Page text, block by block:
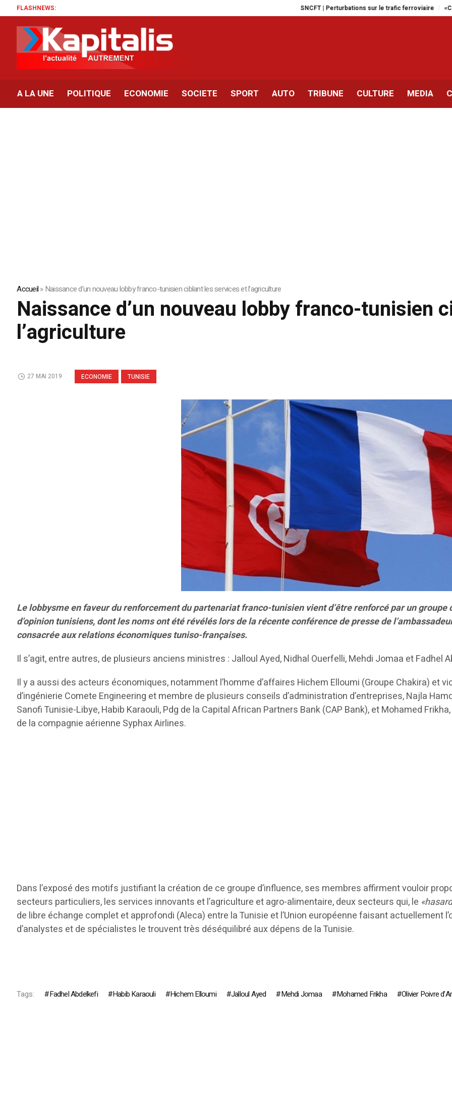
FLASHNEWS: SNCFT | Perturbations sur le trafic ferroviaire «Ciné Vague
A LA UNE POLITIQUE ECONOMIE SOCIETE SPORT AUTO TRIBUNE CULTURE MEDIA
Accueil»Naissance d’un nouveau lobby franco-tunisien ciblant les services et l’agriculture
Naissance d’un nouveau lobby franco-tunisien
l’agriculture
ECONOMIE TUNISIE
27 MAI 2019
Le lobbysme en faveur du renforcement du partenariat franco-tunisien vient d’être renforcé par un groupe
d’opinion tunisiens, dont les noms ont été révélés lors de la récente conférence de presse de
consacrée aux relations économiques tuniso-françaises.
Il s’agit, entre autres, de plusieurs anciens ministres : Jalloul Ayed, Nidhal Ouerfelli, Mehdi Jomaa et Fadhel
Il y a aussi des acteurs économiques, notamment l’homme d’affaires Hichem Elloumi (Groupe Chakira) et
d’ingénierie Comete Engineering et membre de plusieurs conseils d’administration d’entreprises, Najla
Sanofi Tunisie-Libye, Habib Karaouli, Pdg de la Capital African Partners Bank (CAP Bank), et Mohamed
de la compagnie aérienne Syphax Airlines.
Dans l’exposé des motifs justifiant la création de ce groupe d’influence, ses membres affirment vouloir
secteurs particuliers, les services innovants et l’agriculture et agro-alimentaire, deux secteurs qui, le
de libre échange complet et approfondi (Aleca) entre la Tunisie et l’Union européenne faisant actuellement
d’analystes et de spécialistes le trouvent très déséquilibré aux dépens de la Tunisie.
Tags: Fadhel Abdelkefi Habib Karaouli Hichem Elloumi Jalloul Ayed Mehdi Jomaa Mohamed Frikha Olivier Poivre